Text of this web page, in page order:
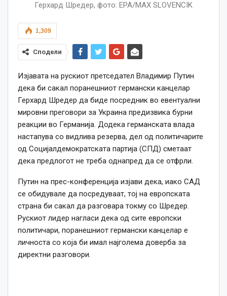
Герхард Шредер, фото: EPA/MAX SLOVENCIK
1,309
Сподели
Изјавата на рускиот претседател Владимир Путин
дека би сакал поранешниот германски канцелар
Герхард Шредер да биде посредник во евентуални
мировни преговори за Украина предизвика бурни
реакции во Германија. Додека германската влада
настапува со видлива резерва, дел од политичарите
од Социјалдемократската партија (СПД) сметаат
дека предлогот не треба однапред да се отфрли.
Путин на прес-конференција изјави дека, иако САД
се обидувале да посредуваат, тој на европската
страна би сакал да разговара токму со Шредер.
Рускиот лидер нагласи дека од сите европски
политичари, поранешниот германски канцелар е
личноста со која би имал најголема доверба за
директни разговори.